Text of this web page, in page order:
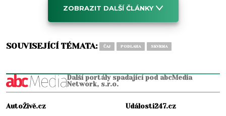
ZOBRAZIT DALŠÍ ČLÁNKY
SOUVISEJÍCÍ TÉMATA: ČAJ PODLAHA SKVRNA
Další portály spadající pod abcMedia
Network, s.r.o.
AutoŽivě.cz
Události247.cz